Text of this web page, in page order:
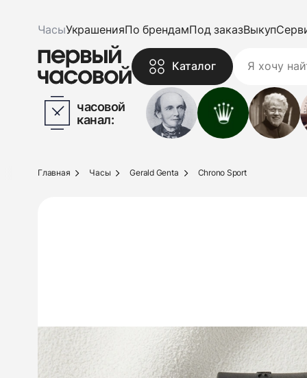
ЧасыУкрашенияПо брендамПод заказВыкуп
Каталог
часовой
канал:
Главная Часы Gerald Genta Chrono Sport